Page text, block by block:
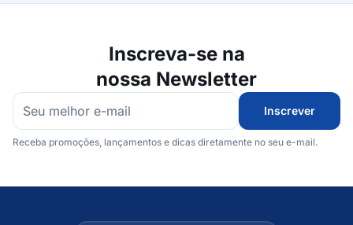
Inscreva-se na
nossa Newsletter
Inscrever
Receba promoções, lançamentos e dicas diretamente no seu e-mail.